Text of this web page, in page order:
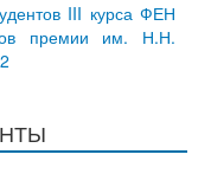
III курса ФЕН
премии им. Н.Н.